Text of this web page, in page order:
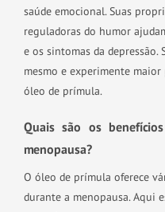
saúde emocional. Suas
reguladoras do humor
e os sintomas da
mesmo e experimente
óleo de prímula.
Quais são os
menopausa?
O óleo de prímula oferece
durante a menopausa. Aqui